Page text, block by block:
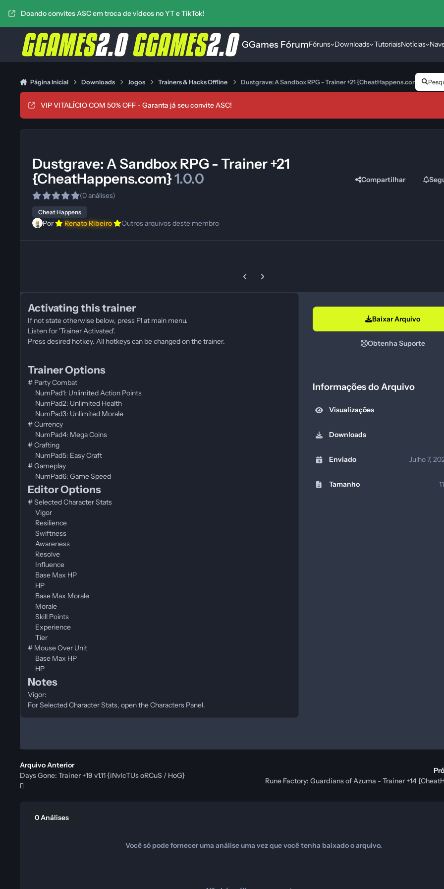
Doando convites ASC em troca de vídeos no YT e TikTok!
GGames FórumFóruns Downloads TutoriaisNotícias
Página Inicial Downloads Jogos Trainers & Hacks Offline Dustgrave: A Sandbox RPG - Trainer +21 {CheatHappens.com}
VIP VITALÍCIO COM 50% OFF - Garanta já seu convite ASC!
Dustgrave: A Sandbox RPG - Trainer +21
{CheatHappens.com}1.0.0
(0 análises)
Cheat Happens
Compartilhar
Por Renato Ribeiro Outros arquivos deste membro
Previous carousel slide
Next carousel slide
Activating this trainer
If not state otherwise below, press F1 at main menu.
Listen for 'Trainer Activated'.
Press desired hotkey. All hotkeys can be changed on the trainer.
Trainer Options
# Party Combat
NumPad1: Unlimited Action Points
NumPad2: Unlimited Health
NumPad3: Unlimited Morale
# Currency
NumPad4: Mega Coins
# Crafting
NumPad5: Easy Craft
# Gameplay
NumPad6: Game Speed
Editor Options
# Selected Character Stats
Vigor
Resilience
Swiftness
Awareness
Resolve
Influence
Base Max HP
HP
Base Max Morale
Morale
Skill Points
Experience
Tier
# Mouse Over Unit
Base Max HP
HP
Notes
Vigor:
For Selected Character Stats, open the Characters Panel.
Baixar Arquivo
Obtenha Suporte
Informações do Arquivo
Visualizações
Downloads
Enviado Julho 7,
Tamanho
Arquivo Anterior
Days Gone: Trainer +19 v1.11 {iNvIcTUs oRCuS / HoG}
Rune Factory: Guardians of Azuma - Trainer +14
0 Análises
Você só pode fornecer uma análise uma vez que você tenha baixado o arquivo.